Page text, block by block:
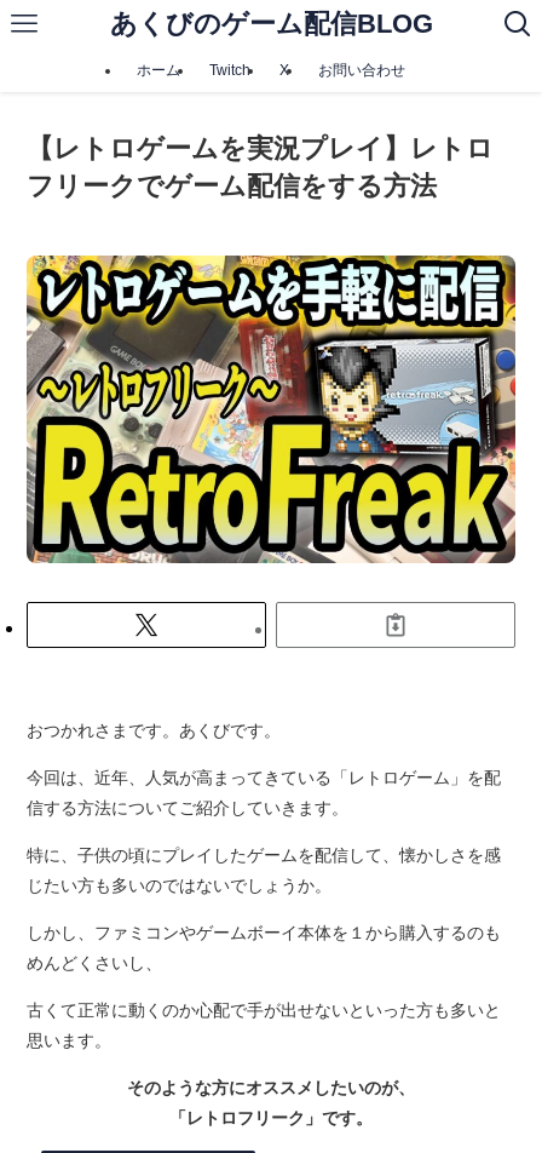
あくびのゲーム配信BLOG
ホーム Twitch X お問い合わせ
【レトロゲームを実況プレイ】レトロ
フリークでゲーム配信をする方法
おつかれさまです。あくびです。
今回は、近年、人気が高まってきている「レトロゲーム」を配
信する方法についてご紹介していきます。
特に、子供の頃にプレイしたゲームを配信して、懐かしさを感
じたい方も多いのではないでしょうか。
しかし、ファミコンやゲームボーイ本体を１から購入するのも
めんどくさいし、
古くて正常に動くのか心配で手が出せないといった方も多いと
思います。
そのような方にオススメしたいのが、
「レトロフリーク」です。